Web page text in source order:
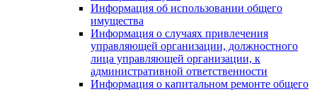
Информация об использовании общего
имущества
Информация о случаях привлечения
управляющей организации, должностного
лица управляющей организации, к
административной ответственности
Информация о капитальном ремонте общего